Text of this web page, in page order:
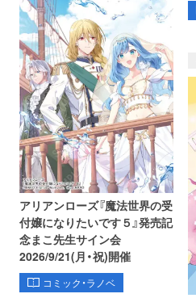
アリアンローズ『魔法世界の受
付嬢になりたいです５』発売記
念まこ先生サイン会
2026/9/21(月・祝)開催
コミック・ラノベ